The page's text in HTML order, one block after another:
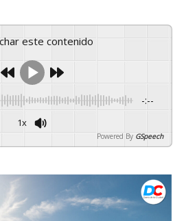
este contenido
-:--
1x
Powered By GSpeech